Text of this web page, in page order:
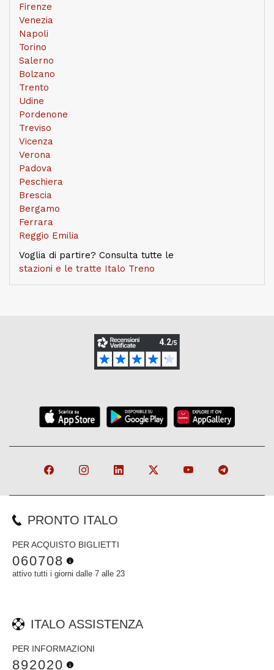
Firenze
Venezia
Napoli
Torino
Salerno
Bolzano
Trento
Udine
Pordenone
Treviso
Vicenza
Verona
Padova
Peschiera
Brescia
Bergamo
Ferrara
Reggio Emilia
Voglia di partire? Consulta tutte le
stazioni e le tratte Italo Treno
PRONTO ITALO
PER ACQUISTO BIGLIETTI
060708
attivo tutti i giorni dalle 7 alle 23
ITALO ASSISTENZA
PER INFORMAZIONI
892020